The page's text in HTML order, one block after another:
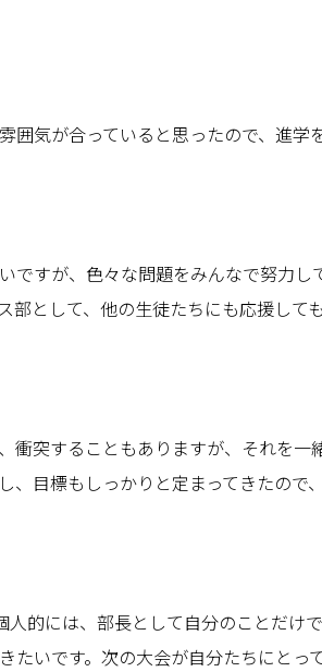
囲気が合っていると思ったので、進学
ですが、色々な問題をみんなで努力し
部として、他の生徒たちにも応援して
衝突することもありますが、それを一
、目標もしっかりと定まってきたので
人的には、部長として自分のことだけ
たいです。次の大会が自分たちにとっ